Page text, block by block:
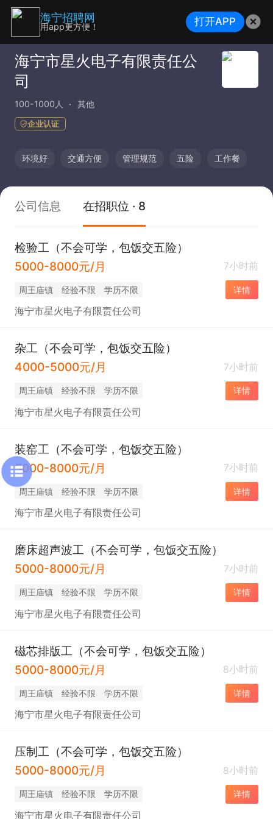
海宁市星火电子有限责任公
司
100-1000人 其他
企业认证
环境好 交通方便 管理规范 五险 工作餐
公司信息 在招职位 · 8
检验工（不会可学，包饭交五险）
5000-8000元/月
7小时前
周王庙镇 经验不限 学历不限 详情
海宁市星火电子有限责任公司
杂工（不会可学，包饭交五险）
4000-5000元/月
7小时前
周王庙镇 经验不限 学历不限 详情
海宁市星火电子有限责任公司
装窑工（不会可学，包饭交五险）
5000-8000元/月
7小时前
周王庙镇 经验不限 学历不限 详情
海宁市星火电子有限责任公司
磨床超声波工（不会可学，包饭交五险）
5000-8000元/月
7小时前
周王庙镇 经验不限 学历不限 详情
海宁市星火电子有限责任公司
磁芯排版工（不会可学，包饭交五险）
5000-8000元/月
8小时前
周王庙镇 经验不限 学历不限 详情
海宁市星火电子有限责任公司
压制工（不会可学，包饭交五险）
5000-8000元/月
8小时前
周王庙镇 经验不限 学历不限 详情
海宁市星火电子有限责任公司
海宁招聘网
用app更方便！ 打开APP